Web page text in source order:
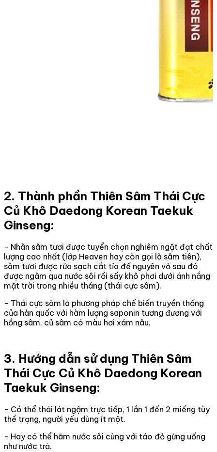
2. Thành phần Thiên Sâm Thái Cực
Củ Khô Daedong Korean Taekuk
Ginseng:
- Nhân sâm tươi được tuyển chọn nghiêm ngặt đạt chất
lượng cao nhất (lớp Heaven hay còn gọi là sâm tiên),
sâm tươi được rửa sạch cắt tỉa để nguyên vỏ sau đó
được ngâm qua nước sôi rồi sấy khô phơi dưới ánh nắng
mặt trời trong nhiều tháng (thái cực sâm).
- Thái cực sâm là phương pháp chế biến truyền thống
của hàn quốc với hàm lượng saponin tương đương với
hồng sâm, củ sâm có màu hơi xám nâu.
3. Hướng dẫn sử dụng Thiên Sâm
Thái Cực Củ Khô Daedong Korean
Taekuk Ginseng:
- Có thể thái lát ngậm trực tiếp, 1 lần 1 đến 2 miếng tùy
thể trạng, người yếu dùng ít một.
- Hay có thể hãm nước sôi cùng với táo đỏ gừng uống
như nước trà.